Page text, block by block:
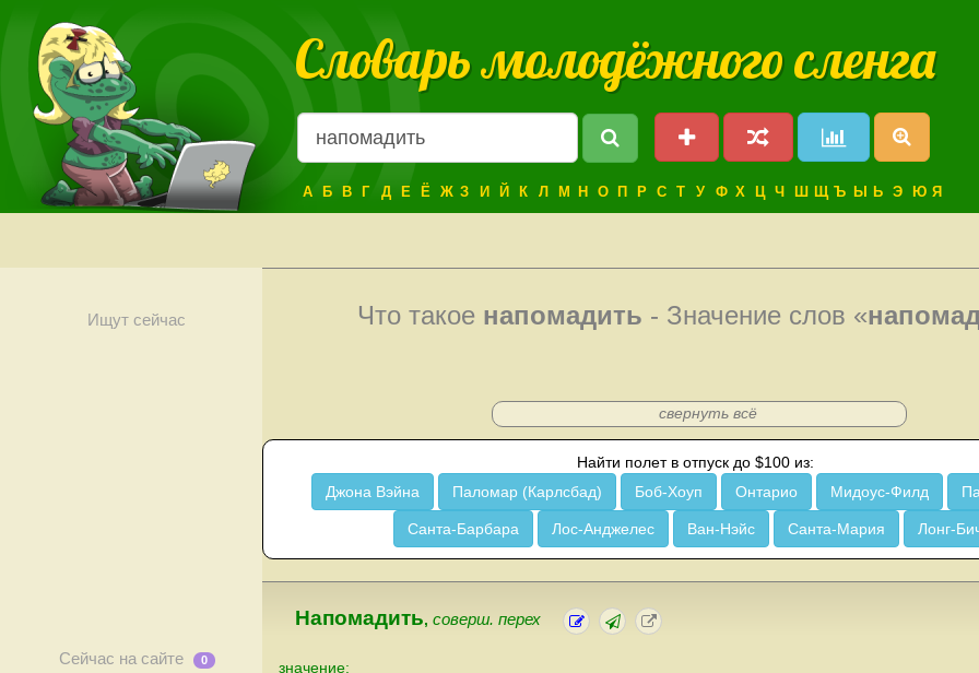
Словарь молодёжного сленга
А Б В Г Д Е Ё Ж З И Й К Л М Н О П Р С Т У Ф Х Ц Ч Ш Щ Ъ Ы Ь Э Ю Я
Ищут сейчас
Сейчас на сайте 0
Что такое напомадить - Значение слов «
свернуть всё
Найти полет в отпуск до $100 из:
Джона Вэйна
Паломар (Карлсбад) Боб-Хоуп Онтарио Мидоус-Филд
Санта-Барбара Лос-Анджелес Ван-Нэйс Санта-Мария Лонг-
Напомадить, соверш. перех
значение: